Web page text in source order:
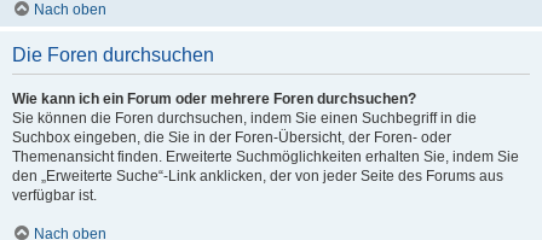
Nach oben
Die Foren durchsuchen
Wie kann ich ein Forum oder mehrere Foren durchsuchen?
Sie können die Foren durchsuchen, indem Sie einen Suchbegriff in die
Suchbox eingeben, die Sie in der Foren-Übersicht, der Foren- oder
Themenansicht finden. Erweiterte Suchmöglichkeiten erhalten Sie, indem Sie
den „Erweiterte Suche“-Link anklicken, der von jeder Seite des Forums aus
verfügbar ist.
Nach oben